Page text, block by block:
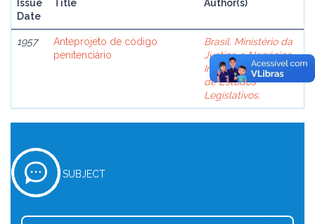
Issue
Date
Title Author(s)
1957
Anteprojeto de código
penitenciário
Brasil. Ministério da
Justiça e Negócios
Interiores. Comissão
de Estudos
Legislativos.
SUBJECT